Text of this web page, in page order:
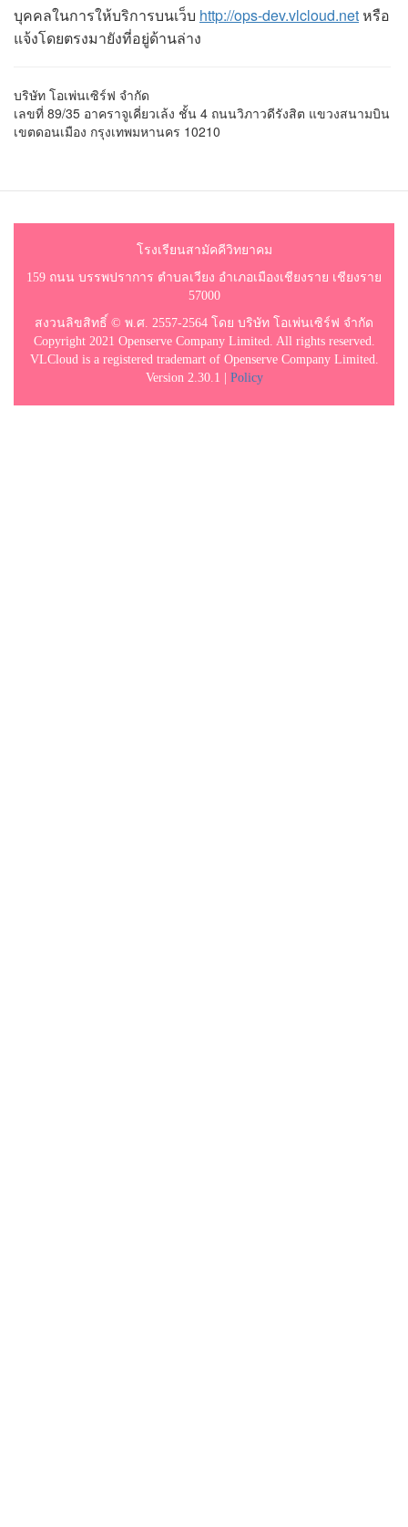
บุคคลในการให้บริการบนเว็บ http://ops-dev.vlcloud.netหรือ
แจ้งโดยตรงมายังที่อยู่ด้านล่าง
บริษัท โอเพ่นเซิร์ฟ จำกัด
เลขที่ 89/35 อาคราจูเคี่ยวเล้ง ชั้น 4 ถนนวิภาวดีรังสิต แขวงสนามบิน
เขตดอนเมือง กรุงเทพมหานคร 10210
โรงเรียนสามัคคีวิทยาคม
159 ถนน บรรพปราการ ตำบลเวียง อำเภอเมืองเชียงราย เชียงราย
57000
สงวนลิขสิทธิ์ © พ.ศ. 2557-2564 โดย บริษัท โอเพ่นเซิร์ฟ จำกัด
Copyright 2021 Openserve Company Limited. All rights reserved.
VLCloud is a registered trademart of Openserve Company Limited.
Version 2.30.1 | Policy